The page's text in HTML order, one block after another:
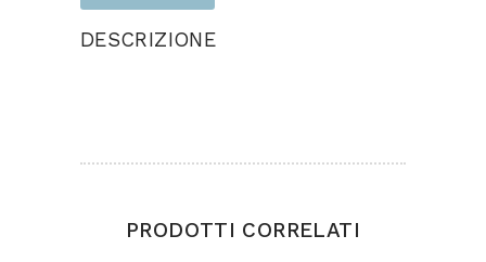
DESCRIZIONE
PRODOTTI CORRELATI